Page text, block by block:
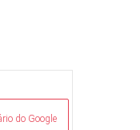
do Google